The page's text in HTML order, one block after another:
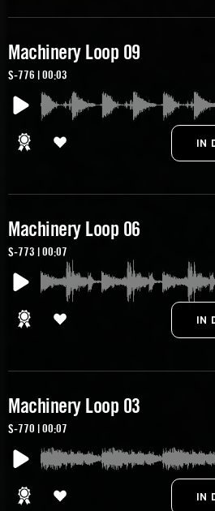
Machinery Loop 09
S-776 | 00:03
Machinery Loop 06
S-773 | 00:07
Machinery Loop 03
S-770 | 00:07